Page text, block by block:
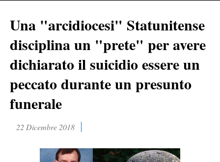
Una "arcidiocesi" Statunitense
disciplina un "prete" per avere
dichiarato il suicidio essere un
peccato durante un presunto
funerale
22 Dicembre 2018